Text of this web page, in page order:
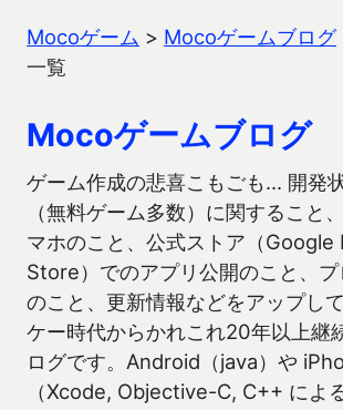
Mocoゲーム > Mocoゲームブログ
一覧
Mocoゲームブログ
ゲーム作成の悲喜こもごも… 開発
（無料ゲーム多数）に関すること
マホのこと、公式ストア（Google
Store）でのアプリ公開のこと、
のこと、更新情報などをアップし
ケー時代からかれこれ20年以上継
ログです。Android（java）や
（Xcode, Objective-C, C++ によ